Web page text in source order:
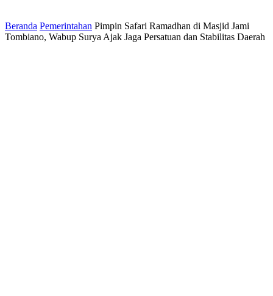
Beranda Pemerintahan Pimpin Safari Ramadhan di Masjid Jami
Tombiano, Wabup Surya Ajak Jaga Persatuan dan Stabilitas Daerah